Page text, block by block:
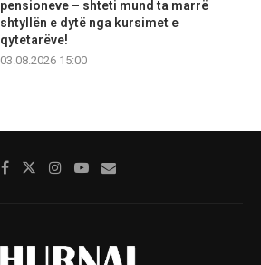
pensioneve – shteti mund ta marrë
shtyllën e dytë nga kursimet e
qytetarëve!
03.08.2026 15:00